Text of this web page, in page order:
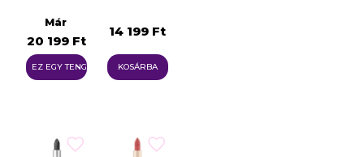
Már
20 199 Ft
EZ EGY TENGER
14 199 Ft
KOSÁRBA